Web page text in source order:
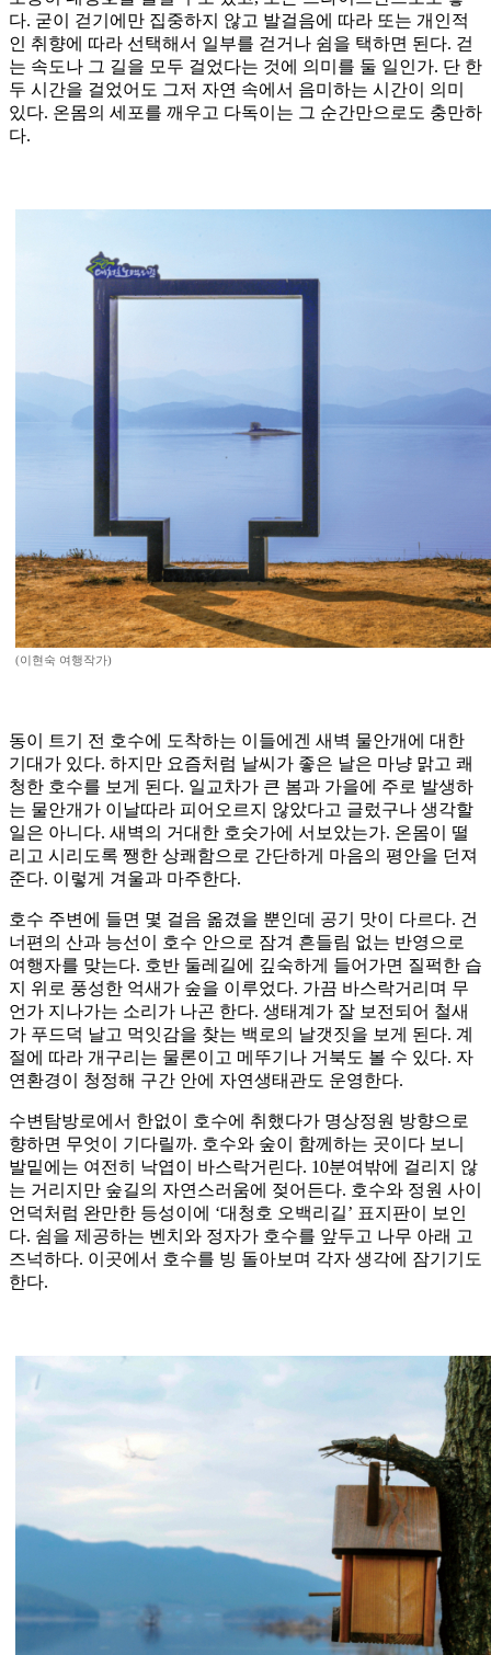
다. 굳이 걷기에만 집중하지 않고 발걸음에 따라 또는 개인적
인 취향에 따라 선택해서 일부를 걷거나 쉼을 택하면 된다. 걷
는 속도나 그 길을 모두 걸었다는 것에 의미를 둘 일인가. 단 한
두 시간을 걸었어도 그저 자연 속에서 음미하는 시간이 의미
있다. 온몸의 세포를 깨우고 다독이는 그 순간만으로도 충만하
다.
(이현숙 여행작가)
동이 트기 전 호수에 도착하는 이들에겐 새벽 물안개에 대한
기대가 있다. 하지만 요즘처럼 날씨가 좋은 날은 마냥 맑고 쾌
청한 호수를 보게 된다. 일교차가 큰 봄과 가을에 주로 발생하
는 물안개가 이날따라 피어오르지 않았다고 글렀구나 생각할
일은 아니다. 새벽의 거대한 호숫가에 서보았는가. 온몸이 떨
리고 시리도록 쨍한 상쾌함으로 간단하게 마음의 평안을 던져
준다. 이렇게 겨울과 마주한다.
호수 주변에 들면 몇 걸음 옮겼을 뿐인데 공기 맛이 다르다. 건
너편의 산과 능선이 호수 안으로 잠겨 흔들림 없는 반영으로
여행자를 맞는다. 호반 둘레길에 깊숙하게 들어가면 질퍽한 습
지 위로 풍성한 억새가 숲을 이루었다. 가끔 바스락거리며 무
언가 지나가는 소리가 나곤 한다. 생태계가 잘 보전되어 철새
가 푸드덕 날고 먹잇감을 찾는 백로의 날갯짓을 보게 된다. 계
절에 따라 개구리는 물론이고 메뚜기나 거북도 볼 수 있다. 자
연환경이 청정해 구간 안에 자연생태관도 운영한다.
수변탐방로에서 한없이 호수에 취했다가 명상정원 방향으로
향하면 무엇이 기다릴까. 호수와 숲이 함께하는 곳이다 보니
발밑에는 여전히 낙엽이 바스락거린다. 10분여밖에 걸리지 않
는 거리지만 숲길의 자연스러움에 젖어든다. 호수와 정원 사이
언덕처럼 완만한 등성이에 ‘대청호 오백리길’ 표지판이 보인
다. 쉼을 제공하는 벤치와 정자가 호수를 앞두고 나무 아래 고
즈넉하다. 이곳에서 호수를 빙 돌아보며 각자 생각에 잠기기도
한다.